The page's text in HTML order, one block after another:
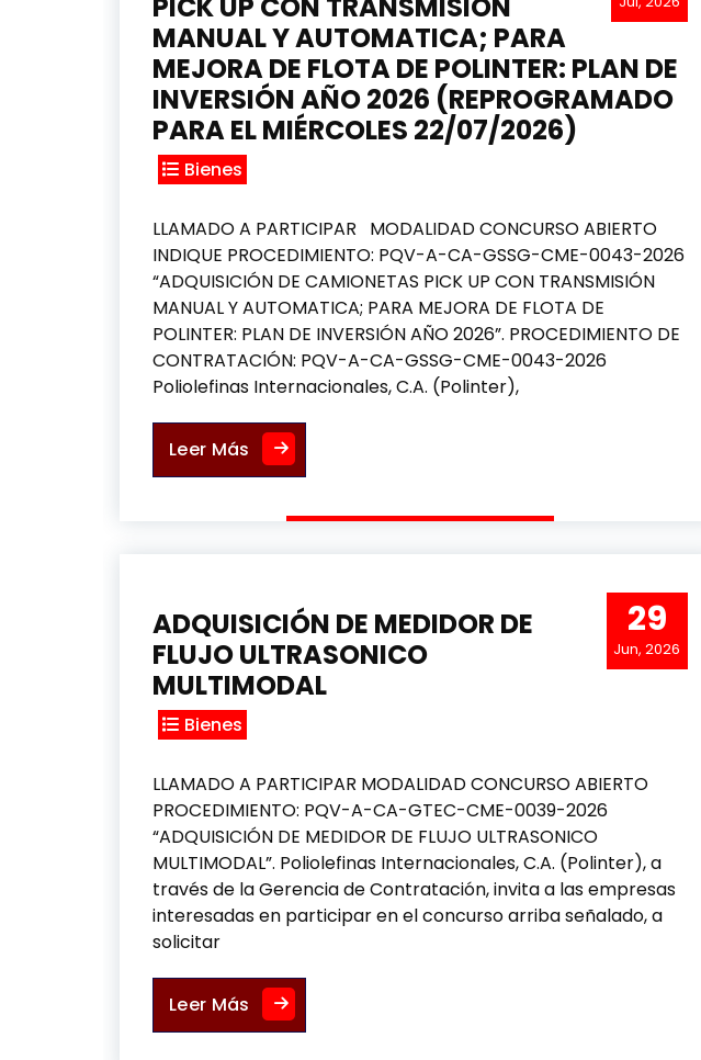
PICK UP CON TRANSMISIÓN
MANUAL Y AUTOMATICA; PARA
MEJORA DE FLOTA DE POLINTER: PLAN DE
INVERSIÓN AÑO 2026 (REPROGRAMADO
PARA EL MIÉRCOLES 22/07/2026)
Bienes
LLAMADO A PARTICIPAR MODALIDAD CONCURSO ABIERTO
INDIQUE PROCEDIMIENTO: PQV-A-CA-GSSG-CME-0043-2026
“ADQUISICIÓN DE CAMIONETAS PICK UP CON TRANSMISIÓN
MANUAL Y AUTOMATICA; PARA MEJORA DE FLOTA DE
POLINTER: PLAN DE INVERSIÓN AÑO 2026”. PROCEDIMIENTO DE
CONTRATACIÓN: PQV-A-CA-GSSG-CME-0043-2026
Poliolefinas Internacionales, C.A. (Polinter),
Leer Más ADQUISICIÓN DE CAMIONETAS PICK UP CON
29
Jun, 2026
ADQUISICIÓN DE MEDIDOR DE
FLUJO ULTRASONICO
MULTIMODAL
Bienes
LLAMADO A PARTICIPAR MODALIDAD CONCURSO ABIERTO
PROCEDIMIENTO: PQV-A-CA-GTEC-CME-0039-2026
“ADQUISICIÓN DE MEDIDOR DE FLUJO ULTRASONICO
MULTIMODAL”. Poliolefinas Internacionales, C.A. (Polinter), a
través de la Gerencia de Contratación, invita a las empresas
interesadas en participar en el concurso arriba señalado, a
solicitar
Leer Más ADQUISICIÓN DE MEDIDOR DE FLUJO